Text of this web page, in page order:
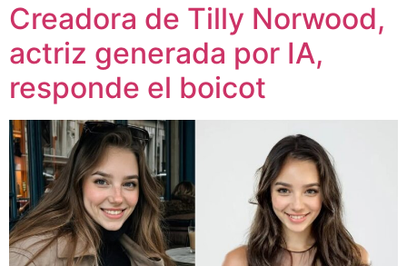
Creadora de Tilly Norwood,
actriz generada por IA,
responde el boicot